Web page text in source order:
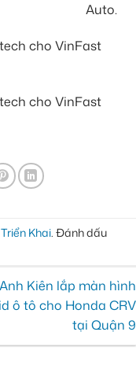
Auto.
Khai. Đánh dấu
Anh Kiên lắp màn hình
ô tô cho Honda CRV
tại Quận 9